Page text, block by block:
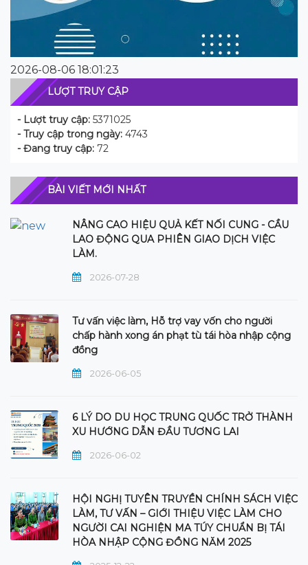
2026-08-06 18:01:23
LƯỢT TRUY CẬP
- Lượt truy cập: 5371025
- Truy cập trong ngày: 4743
- Đang truy cập: 72
BÀI VIẾT MỚI NHẤT
NÂNG CAO HIỆU QUẢ KẾT NỐI CUNG - CẦU
LAO ĐỘNG QUA PHIÊN GIAO DỊCH VIỆC
LÀM.
2026-07-28
Tư vấn việc làm, Hỗ trợ vay vốn cho người
chấp hành xong án phạt tù tái hòa nhập cộng
đồng
2026-06-05
6 LÝ DO DU HỌC TRUNG QUỐC TRỞ THÀNH
XU HƯỚNG DẪN ĐẦU TƯƠNG LAI
2026-06-02
HỘI NGHỊ TUYÊN TRUYỀN CHÍNH SÁCH VIỆC
LÀM, TƯ VẤN – GIỚI THIỆU VIỆC LÀM CHO
NGƯỜI CAI NGHIỆN MA TÚY CHUẨN BỊ TÁI
HÒA NHẬP CỘNG ĐỒNG NĂM 2025